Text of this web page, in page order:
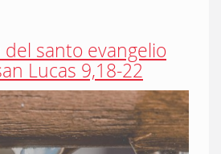
del santo evangelio
Lucas 9,18-22